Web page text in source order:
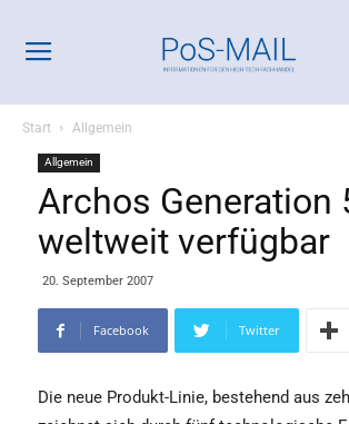
Start Allgemein
Allgemein
Archos Generation
weltweit verfügbar
20. September 2007
Facebook Twitter
Die neue Produkt-Linie, bestehend aus